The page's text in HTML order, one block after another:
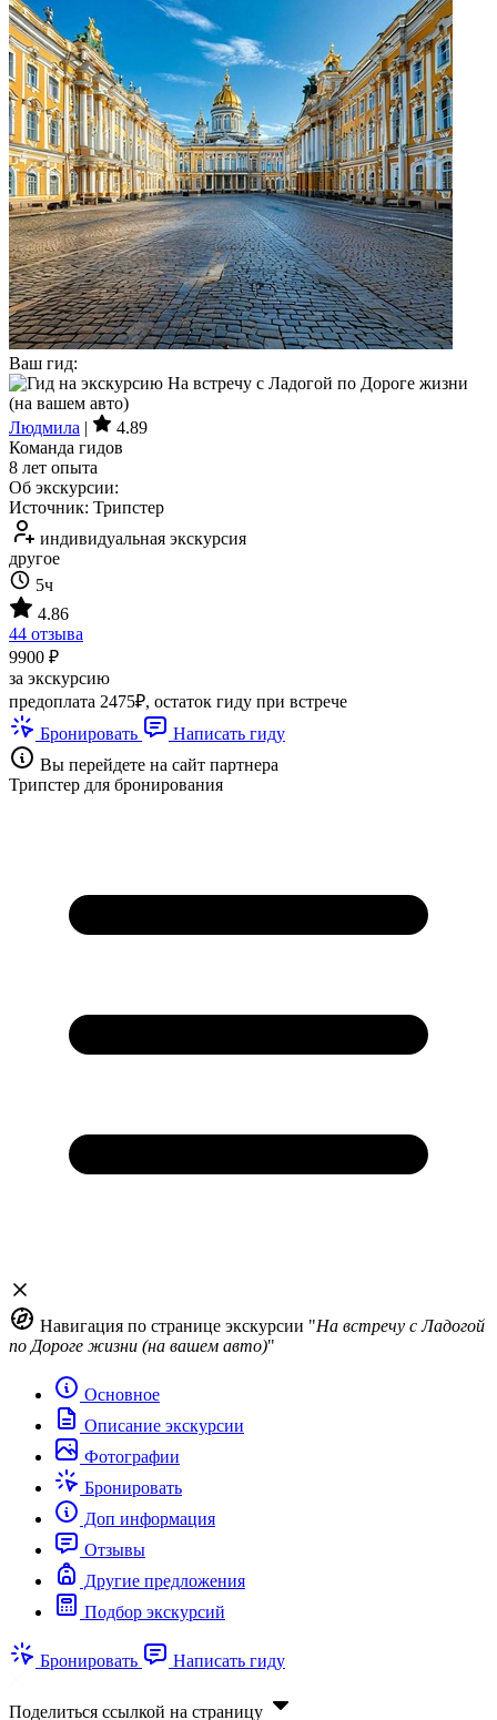
Ваш гид:
Людмила |
4.89
Команда гидов
8 лет опыта
Об экскурсии:
Источник: Трипстер
индивидуальная экскурсия
другое
5ч
4.86
44 отзыва
9900 ₽
за экскурсию
предоплата 2475₽, остаток гиду при встрече
Бронировать
Написать гиду
Вы перейдете на сайт партнера
Трипстер для бронирования
Навигация по странице экскурсии "На встречу с Ладогой
по Дороге жизни (на вашем авто)"
Основное
Описание экскурсии
Фотографии
Бронировать
Доп информация
Отзывы
Другие предложения
Подбор экскурсий
Бронировать Написать гиду
Поделиться ссылкой на страницу